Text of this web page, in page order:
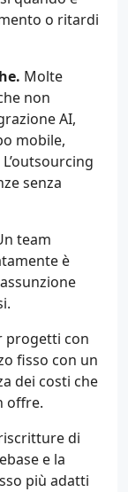
o ritardi
Molte
non
AI,
mobile,
senza
team
è
progetti con
fisso con un
dei costi che
offre.
di
e la
più adatti